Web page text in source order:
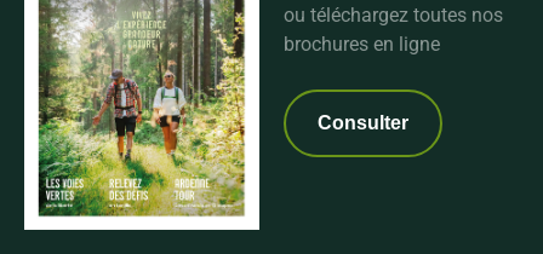
ou téléchargez toutes nos
brochures en ligne
Consulter